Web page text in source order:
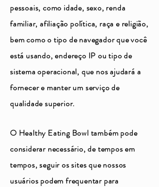
pessoais, como idade, sexo, renda
familiar, afiliação política, raça e religião,
bem como o tipo de navegador que você
está usando, endereço IP ou tipo de
sistema operacional, que nos ajudará a
fornecer e manter um serviço de
qualidade superior.
O Healthy Eating Bowl também pode
considerar necessário, de tempos em
tempos, seguir os sites que nossos
usuários podem frequentar para